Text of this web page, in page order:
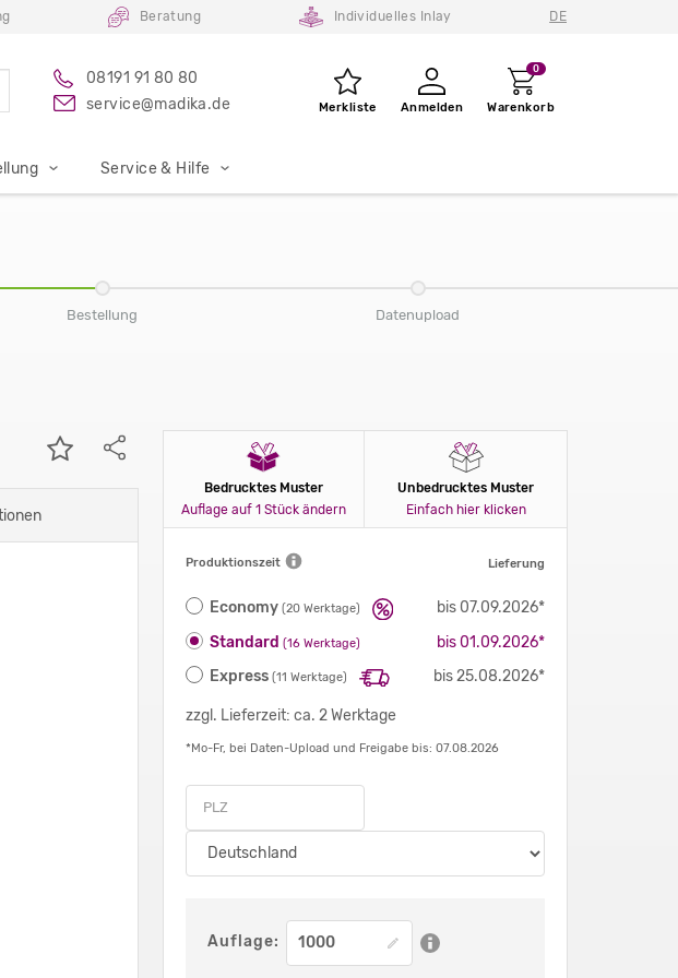
Beratung Individuelles Inlay DE
08191 91 80 80
service@madika.de
Merkliste Anmelden
0
Warenkorb
Service & Hilfe
Bestellung Datenupload
Bedrucktes Muster
Auflage auf 1 Stück ändern
Unbedrucktes Muster
Einfach hier klicken
Produktionszeit Lieferung
Economy (20 Werktage)
bis 07.09.2026*
Standard (16 Werktage)
bis 01.09.2026*
Express (11 Werktage) bis 25.08.2026*
zzgl. Lieferzeit: ca. 2 Werktage
*Mo-Fr, bei Daten-Upload und Freigabe bis: 07.08.2026
Auflage: